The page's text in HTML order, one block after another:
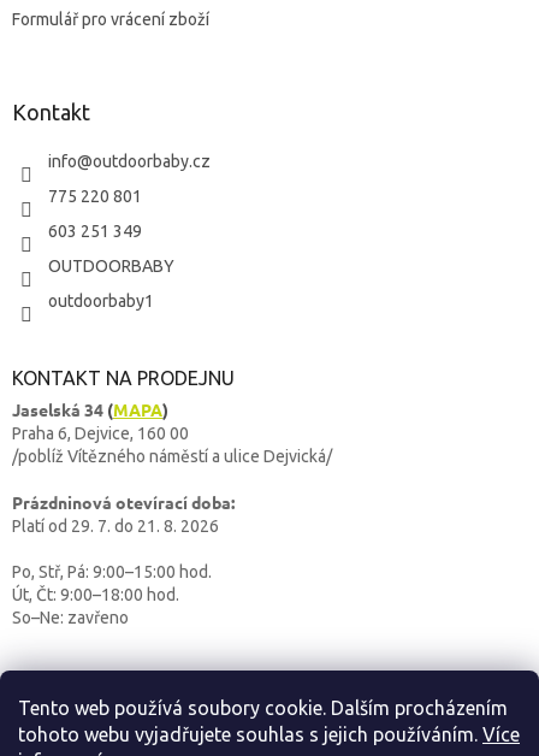
Tento web používá soubory cookie. Dalším procházením
tohoto webu vyjadřujete souhlas s jejich používáním. Více
Formulář pro vrácení zboží
Kontakt
info@outdoorbaby.cz
775 220 801
603 251 349
OUTDOORBABY
outdoorbaby1
KONTAKT NA PRODEJNU
Jaselská 34 (MAPA)
Praha 6, Dejvice, 160 00
/poblíž Vítězného náměstí a ulice Dejvická/
Prázdninová otevírací doba:
Platí od 29. 7. do 21. 8. 2026
Po, Stř, Pá: 9:00–15:00 hod.
Út, Čt: 9:00–18:00 hod.
So–Ne: zavřeno